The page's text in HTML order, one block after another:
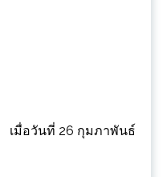
มื่อวันที่ 26 กุมภาพันธ์